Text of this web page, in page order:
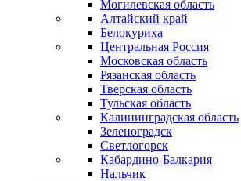
Могилевская область
Алтайский край
Белокуриха
Центральная Россия
Московская область
Рязанская область
Тверская область
Тульская область
Калининградская область
Зеленоградск
Светлогорск
Кабардино-Балкария
Нальчик